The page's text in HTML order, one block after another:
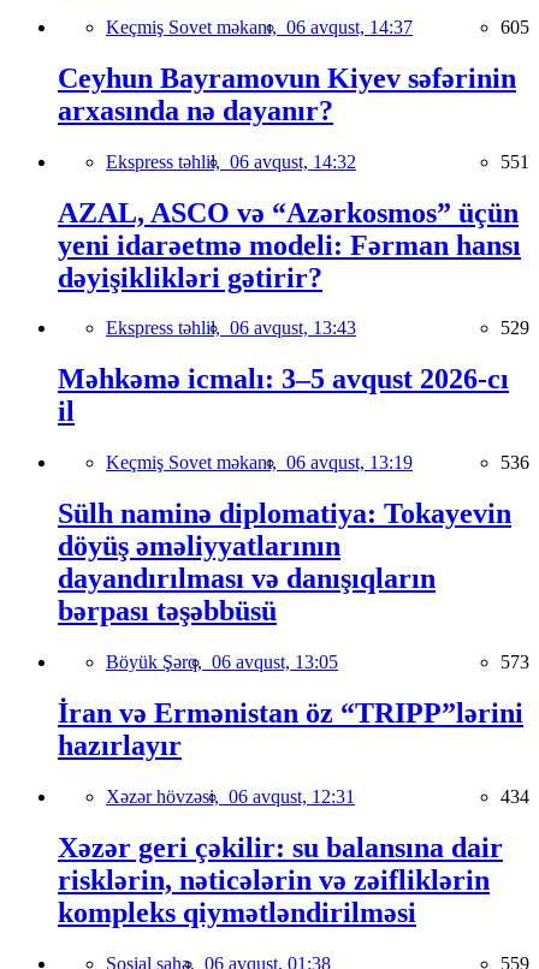
Keçmiş Sovet məkanı, 06 avqust, 14:37 605
Ceyhun Bayramovun Kiyev səfərinin
arxasında nə dayanır?
Ekspress təhlil, 06 avqust, 14:32 551
AZAL, ASCO və “Azərkosmos” üçün
yeni idarəetmə modeli: Fərman hansı
dəyişiklikləri gətirir?
Ekspress təhlil, 06 avqust, 13:43 529
Məhkəmə icmalı: 3–5 avqust 2026-cı
il
Keçmiş Sovet məkanı, 06 avqust, 13:19 536
Sülh naminə diplomatiya: Tokayevin
döyüş əməliyyatlarının
dayandırılması və danışıqların
bərpası təşəbbüsü
Böyük Şərq, 06 avqust, 13:05 573
İran və Ermənistan öz “TRIPP”lərini
hazırlayır
Xəzər hövzəsi, 06 avqust, 12:31 434
Xəzər geri çəkilir: su balansına dair
risklərin, nəticələrin və zəifliklərin
kompleks qiymətləndirilməsi
Sosial sahə, 06 avqust, 01:38 559